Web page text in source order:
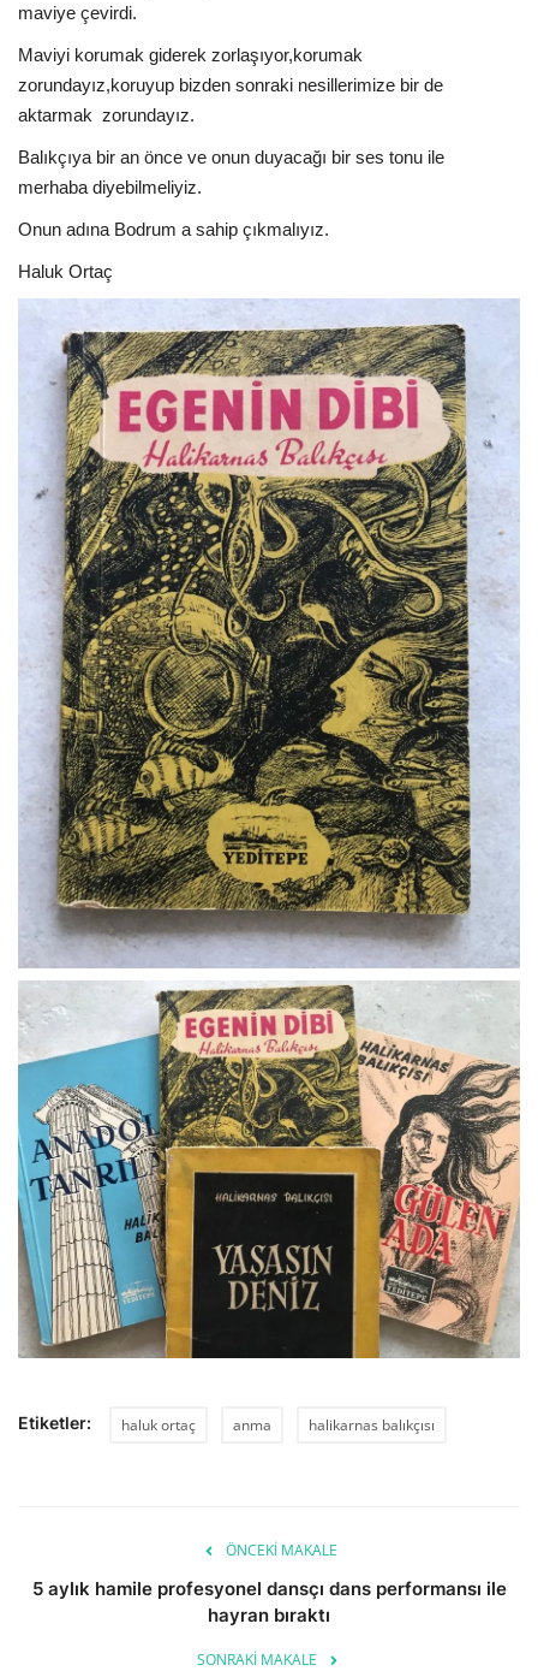
maviye çevirdi.
Maviyi korumak giderek zorlaşıyor,korumak
zorundayız,koruyup bizden sonraki nesillerimize bir de
aktarmak zorundayız.
Balıkçıya bir an önce ve onun duyacağı bir ses tonu ile
merhaba diyebilmeliyiz.
Onun adına Bodrum a sahip çıkmalıyız.
Haluk Ortaç
Etiketler: haluk ortaç anma halikarnas balıkçısı
ÖNCEKI MAKALE
5 aylık hamile profesyonel dansçı dans performansı ile
hayran bıraktı
SONRAKI MAKALE